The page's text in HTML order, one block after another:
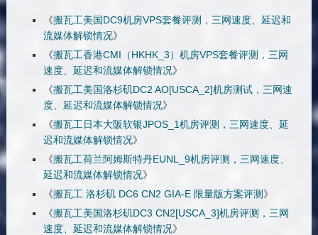
《搬瓦工美国DC9机房VPS套餐评测，三网速度、延迟和
流媒体解锁情况》
《搬瓦工香港CMI（HKHK_3）机房VPS套餐评测，三网
速度、延迟和流媒体解锁情况》
《搬瓦工美国洛杉矶DC2 AO[USCA_2]机房测试，三网速
度、延迟和流媒体解锁情况》
《搬瓦工日本大阪软银JPOS_1机房评测，三网速度、延
迟和流媒体解锁情况》
《搬瓦工荷兰阿姆斯特丹EUNL_9机房评测，三网速度、
延迟和流媒体解锁情况》
《搬瓦工 洛杉矶 DC6 CN2 GIA-E 限量版方案评测 》
《搬瓦工美国洛杉矶DC3 CN2[USCA_3]机房评测，三网
速度、延迟和流媒体解锁情况》